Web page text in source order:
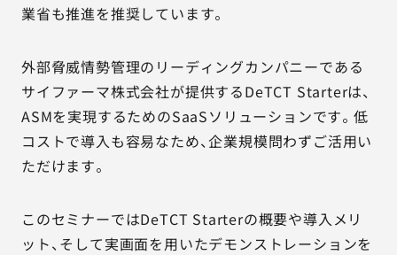
業省も推進を推奨しています。
外部脅威情勢管理のリーディングカンパニーである
サイファーマ株式会社が提供するDeTCT Starterは、
ASMを実現するためのSaaSソリューションです。低
コストで導入も容易なため、企業規模問わずご活用い
ただけます。
このセミナーではDeTCT Starterの概要や導入メリ
ット、そして実画面を用いたデモンストレーションを